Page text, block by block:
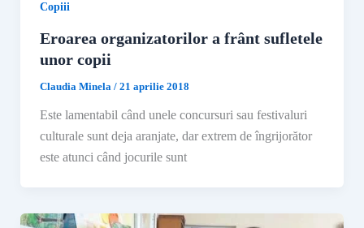
Copiii
Eroarea organizatorilor a frânt sufletele
unor copii
Claudia Minela / 21 aprilie 2018
Este lamentabil când unele concursuri sau festivaluri
culturale sunt deja aranjate, dar extrem de îngrijorător
este atunci când jocurile sunt